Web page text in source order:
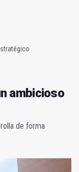
ambicioso
de forma